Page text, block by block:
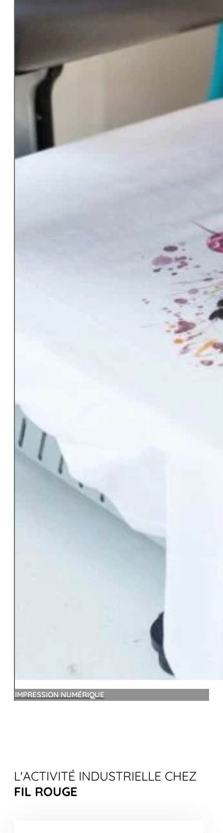
IMPRESSION NUMÉRIQUE
L'ACTIVITÉ INDUSTRIELLE CHEZ
FIL ROUGE